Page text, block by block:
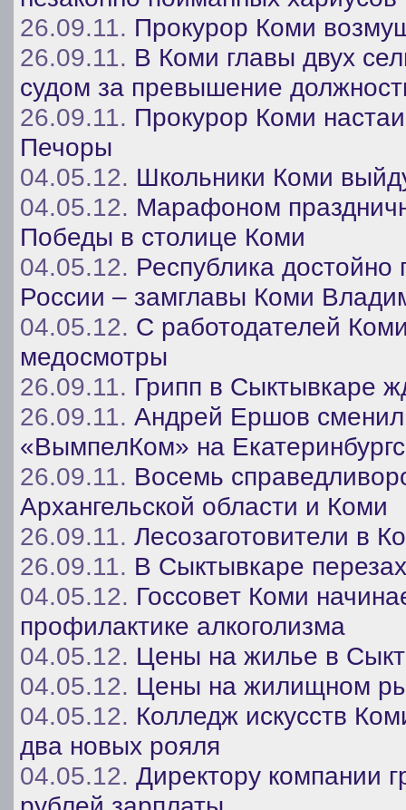
26.09.11. Прокурор Коми
26.09.11. В Коми главы двух
судом за превышение
26.09.11. Прокурор Коми
Печоры
04.05.12. Школьники Коми
04.05.12. Марафоном
Победы в столице Коми
04.05.12. Республика
России – замглавы Коми
04.05.12. С работодателей
медосмотры
26.09.11. Грипп в Сыктывкаре
26.09.11. Андрей Ершов
«ВымпелКом» на
26.09.11. Восемь
Архангельской области и Коми
26.09.11. Лесозаготовители в
26.09.11. В Сыктывкаре
04.05.12. Госсовет Коми
профилактике алкоголизма
04.05.12. Цены на жилье в
04.05.12. Цены на жилищном
04.05.12. Колледж искусств
два новых рояля
04.05.12. Директору компании